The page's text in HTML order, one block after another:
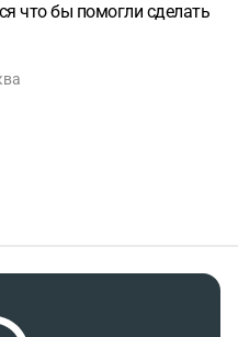
что бы помогли сделать